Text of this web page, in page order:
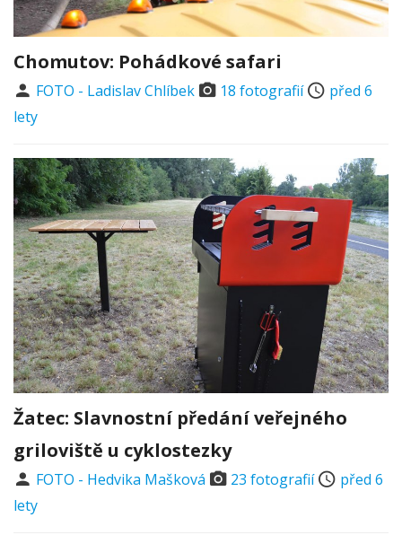
Chomutov: Pohádkové safari
FOTO - Ladislav Chlíbek 18 fotografií
před 6
lety
Žatec: Slavnostní předání veřejného
griloviště u cyklostezky
FOTO - Hedvika Mašková 23 fotografií
před 6
lety